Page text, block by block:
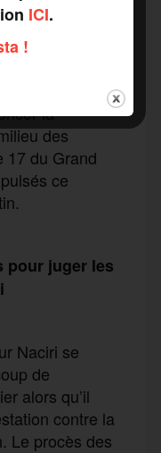
la
des
17 du Grand
ce
pour juger les
Naciri se
de
alors qu’il
contre la
Le procès des
ICI.
!